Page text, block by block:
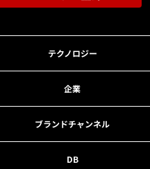
テクノロジー
企業
ブランドチャンネル
DB